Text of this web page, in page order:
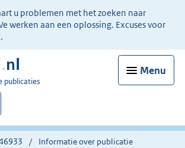
u problemen met het zoeken naar
werken aan een oplossing. Excuses voor
Menu
publicaties
Informatie over publicatie